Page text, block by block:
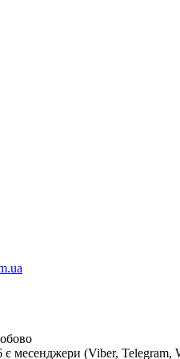
месенджери (Viber, Telegram,